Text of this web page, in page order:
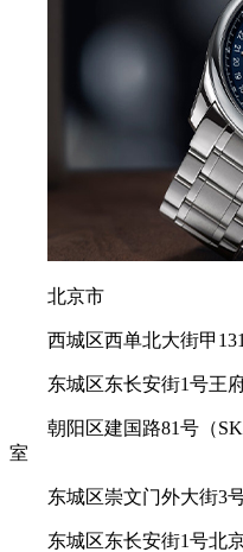
北京市
西城区西单北大街甲
东城区东长安街1号王
朝阳区建国路81号（
室
东城区崇文门外大街3
东城区东长安街1号北